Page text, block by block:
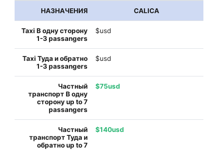
CALICA
$usd
$usd
$75usd
$140usd